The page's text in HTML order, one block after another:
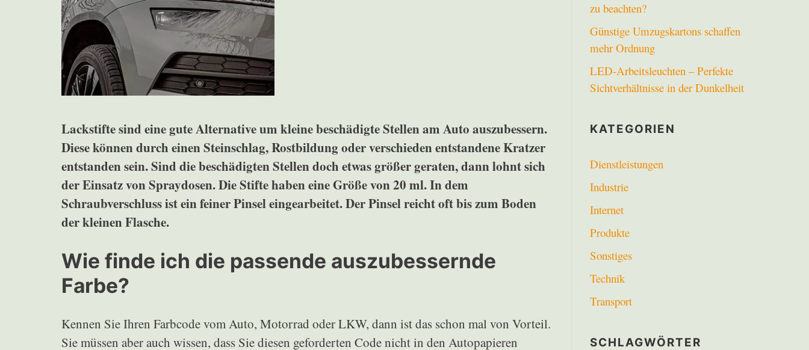
Lackstifte sind eine gute Alternative um kleine beschädigte Stellen am Auto auszubessern.
Diese können durch einen Steinschlag, Rostbildung oder verschieden entstandene Kratzer
entstanden sein. Sind die beschädigten Stellen doch etwas größer geraten, dann lohnt sich
der Einsatz von Spraydosen. Die Stifte haben eine Größe von 20 ml. In dem
Schraubverschluss ist ein feiner Pinsel eingearbeitet. Der Pinsel reicht oft bis zum Boden
der kleinen Flasche.
Wie finde ich die passende auszubessernde
Farbe?
Kennen Sie Ihren Farbcode vom Auto, Motorrad oder LKW, dann ist das schon mal von Vorteil.
Sie müssen aber auch wissen, dass Sie diesen geforderten Code nicht in den Autopapieren
zu beachten?
Günstige Umzugskartons schaffen
mehr Ordnung
LED-Arbeitsleuchten – Perfekte
Sichtverhältnisse in der Dunkelheit
KATEGORIEN
Dienstleistungen
Industrie
Internet
Produkte
Sonstiges
Technik
Transport
SCHLAGWÖRTER